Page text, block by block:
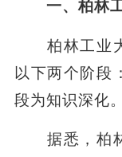
一、柏林
柏林工业大
以下两个阶段
段为知识深化。
据悉，柏林